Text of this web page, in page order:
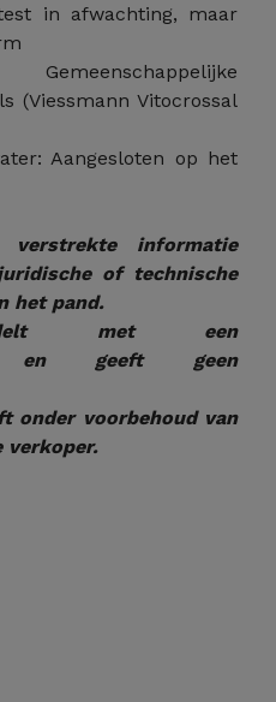
in afwachting, maar
(Viessmann Vitocrossal
Aangesloten op het
informatie
of technische
het pand.
met een
en geeft geen
onder voorbehoud van
verkoper.